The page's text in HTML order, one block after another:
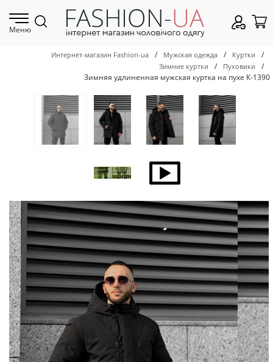
Меню
Интернет-магазин Fashion-ua / Мужская одежда / Куртки /
Зимние куртки / Пуховики
/
Зимняя удлиненная мужская куртка на пухе К-1390